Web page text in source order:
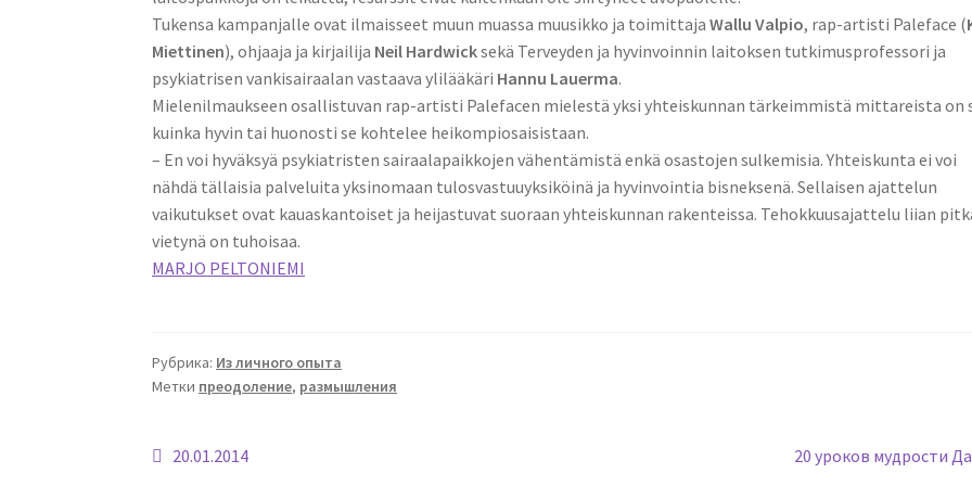
Tukensa kampanjalle ovat ilmaisseet muun muassa muusikko ja toimittaja Wallu Valpio, rap-artisti Paleface (
Miettinen), ohjaaja ja kirjailija Neil Hardwicksekä Terveyden ja hyvinvoinnin laitoksen tutkimusprofessori ja
psykiatrisen vankisairaalan vastaava ylilääkäri Hannu Lauerma.
Mielenilmaukseen osallistuvan rap-artisti Palefacen mielestä yksi yhteiskunnan tärkeimmistä mittareista on
kuinka hyvin tai huonosti se kohtelee heikompiosaisistaan.
– En voi hyväksyä psykiatristen sairaalapaikkojen vähentämistä enkä osastojen sulkemisia. Yhteiskunta ei voi
nähdä tällaisia palveluita yksinomaan tulosvastuuyksiköinä ja hyvinvointia bisneksenä. Sellaisen ajattelun
vaikutukset ovat kauaskantoiset ja heijastuvat suoraan yhteiskunnan rakenteissa. Tehokkuusajattelu liian
vietynä on tuhoisaa.
MARJO PELTONIEMI
Рубрика: Из личного опыта
Метки преодоление, размышления
Навигация
Предыдущая
20.01.2014
Следующая
20 уроков мудрости